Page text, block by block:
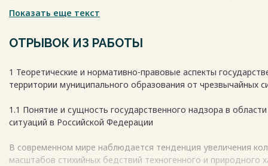
населения и территории от чрезвычайных ситуаций в МР
Заключение……………………………………………………………………………….85
Весь текст будет доступенпосле покупки
образования
защиты населения и территории от чрезвычайных ситуаций
чрезвычайных ситуаций в МР Давлекановский район
его совершенствованию.
Весь текст будет доступенпосле покупки
Показать еще текст
ОТРЫВОК ИЗ РАБОТЫ
1 Теоретические и нормативно-правовые аспекты
территории муниципального образования от чрезвычайных
1.1 Понятие и сущность государственного надзора в
ситуаций в Российской Федерации
В современном мире наблюдается тенденция увеличения
масштабов стихийных бедствий техногенного и природного